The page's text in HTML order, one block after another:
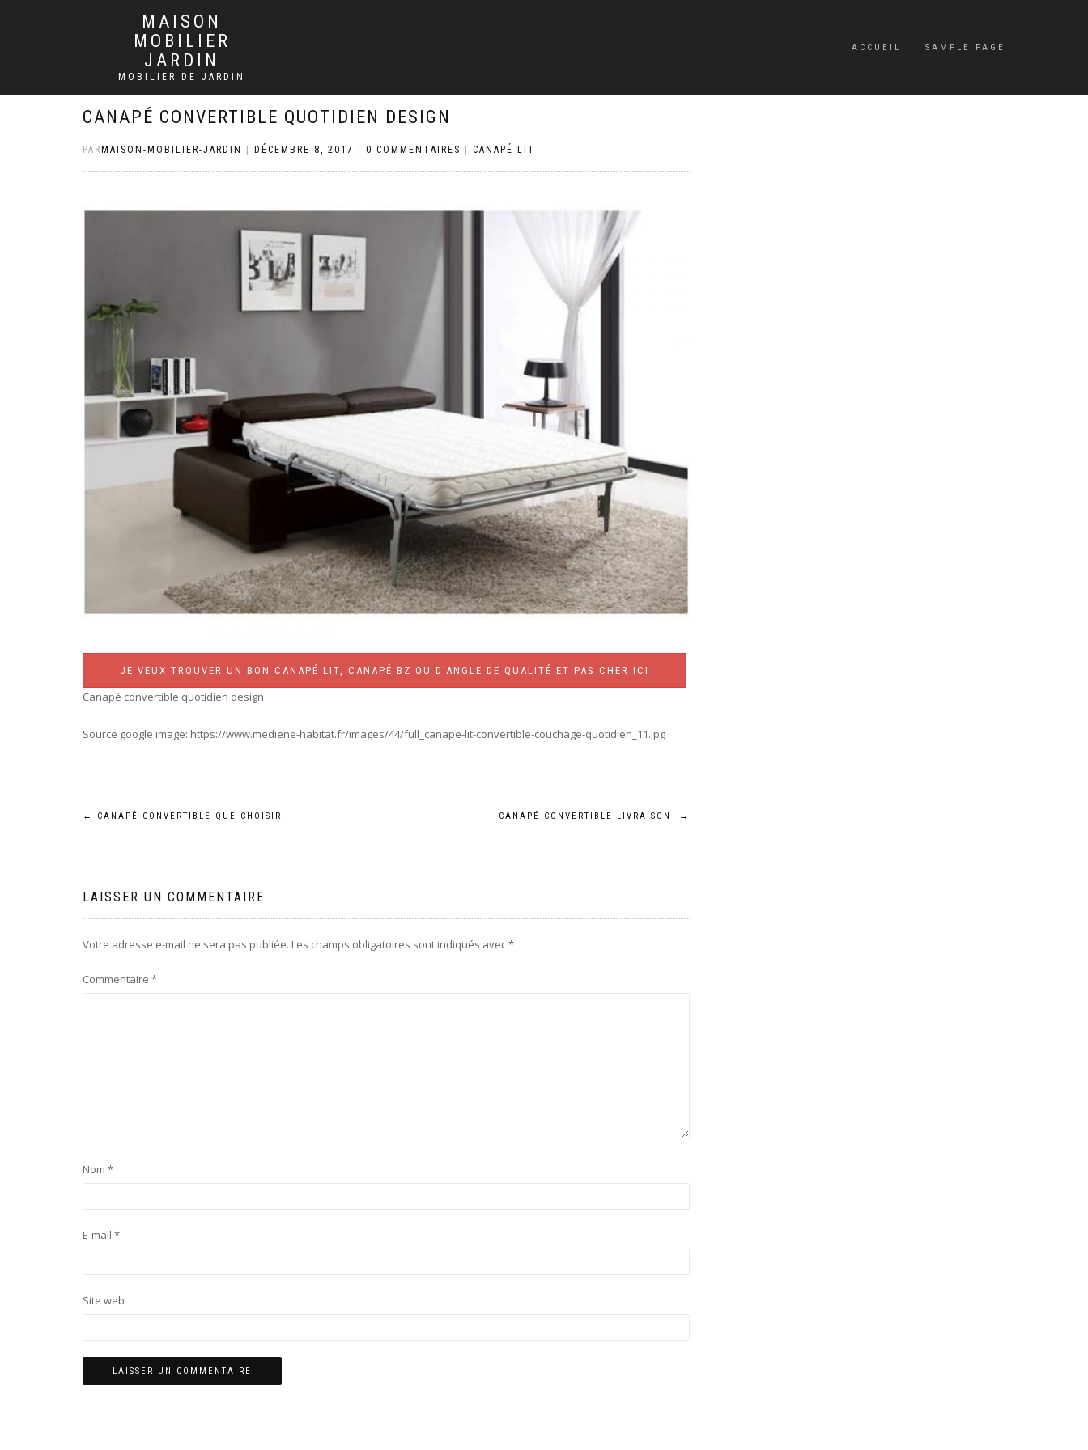
MAISON
MOBILIER
JARDIN
MOBILIER DE JARDIN
ACCUEIL SAMPLE PAGE
CANAPÉ CONVERTIBLE QUOTIDIEN DESIGN
PAR MAISON-MOBILIER-JARDIN DÉCEMBRE 8, 2017 0 COMMENTAIRES CANAPÉ LIT
JE VEUX TROUVER UN BON CANAPÉ LIT, CANAPÉ BZ OU D’ANGLE DE QUALITÉ ET PAS CHER ICI
Canapé convertible quotidien design
Source google image: https://www.mediene-habitat.fr/images/44/full_canape-lit-convertible-couchage-quotidien_11.jpg
Navigation
l’article
← CANAPÉ CONVERTIBLE QUE CHOISIR CANAPÉ CONVERTIBLE LIVRAISON →
LAISSER UN COMMENTAIRE
Votre adresse e-mail ne sera pas publiée. Les champs obligatoires sont indiqués avec*
Commentaire *
Nom *
E-mail *
Site web